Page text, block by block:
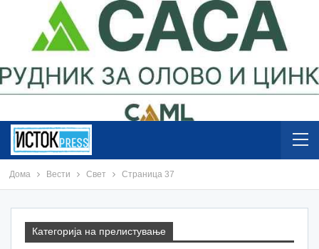
Дома Вести Свет Страница 37
Категорија на прелистување